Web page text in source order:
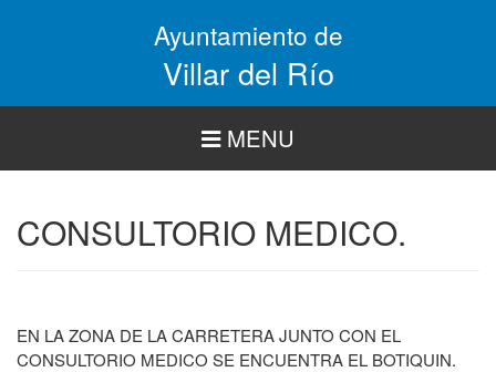
Ayuntamiento de
Villar del Río
MENU
CONSULTORIO MEDICO.
EN LA ZONA DE LA CARRETERA JUNTO CON EL
CONSULTORIO MEDICO SE ENCUENTRA EL BOTIQUIN.